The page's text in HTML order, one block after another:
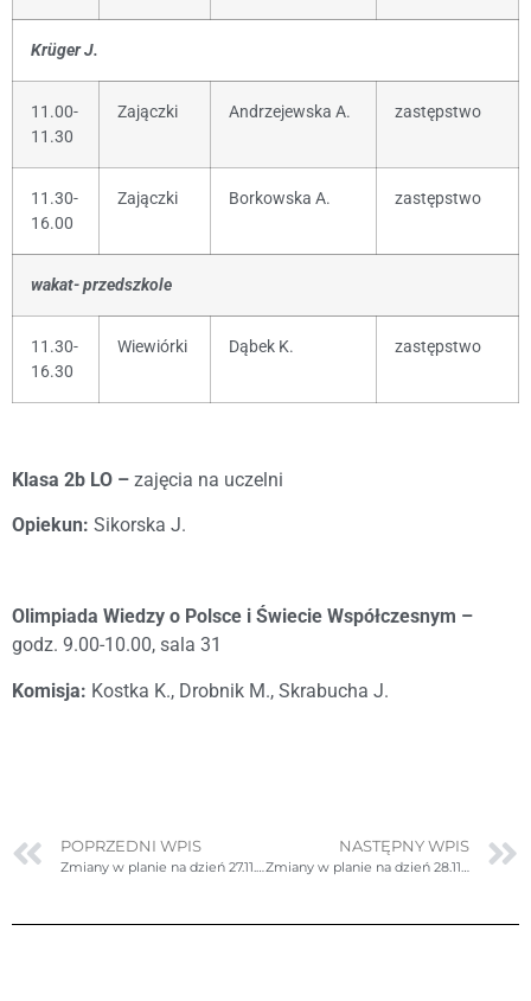
Krüger J.
11.00-
11.30
Zajączki Andrzejewska A. zastępstwo
11.30-
16.00
Zajączki Borkowska A. zastępstwo
wakat- przedszkole
11.30-
16.30
Wiewiórki Dąbek K. zastępstwo
Klasa 2b LO – zajęcia na uczelni
Opiekun: Sikorska J.
Olimpiada Wiedzy o Polsce i Świecie Współczesnym –
godz. 9.00-10.00, sala 31
Komisja: Kostka K., Drobnik M., Skrabucha J.
POPRZEDNI WPIS
Zmiany w planie na dzień 27.11.2025r. (czwartek) – ponownie poprawione
NASTĘPNY WPIS
Zmiany w planie na dzień 28.11.2025r. (piątek) – poprawione